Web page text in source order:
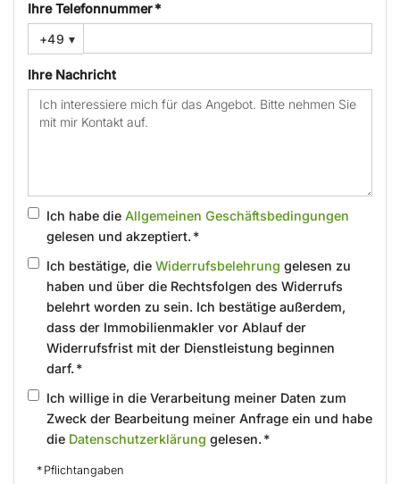
Ihre Telefonnummer *
+49 ▾
Ihre Nachricht
Ich habe die Allgemeinen Geschäftsbedingungen
gelesen und akzeptiert. *
Ich bestätige, die Widerrufsbelehrung gelesen zu
haben und über die Rechtsfolgen des Widerrufs
belehrt worden zu sein. Ich bestätige außerdem,
dass der Immobilienmakler vor Ablauf der
Widerrufsfrist mit der Dienstleistung beginnen
darf. *
Ich willige in die Verarbeitung meiner Daten zum
Zweck der Bearbeitung meiner Anfrage ein und habe
die Datenschutzerklärung gelesen. *
* Pflichtangaben